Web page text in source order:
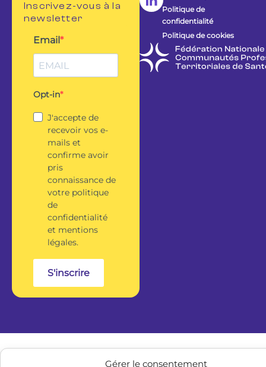
Gérer le consentement
Politique de
confidentialité
Politique de cookies
Inscrivez-vous à la
newsletter
Email
Opt-in
J'accepte de
recevoir vos e-
mails et
confirme avoir
pris
connaissance de
votre politique
de
confidentialité
et mentions
légales.
S'inscrire